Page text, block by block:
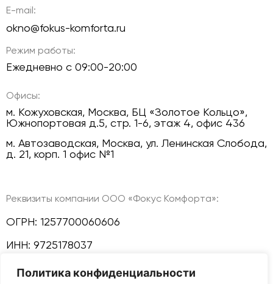
Политика конфиденциальности
E-mail:
okno@fokus-komforta.ru
Режим работы:
Ежедневно с 09:00-20:00
Офисы:
м. Кожуховская, Москва, БЦ «Золотое Кольцо»,
Южнопортовая д.5, стр. 1-6, этаж 4, офис 436
м. Автозаводская, Москва, ул. Ленинская Слобода,
д. 21, корп. 1 офис №1
Реквизиты компании ООО «Фокус Комфорта»:
ОГРН: 1257700060606
ИНН: 9725178037
КПП: 772501001